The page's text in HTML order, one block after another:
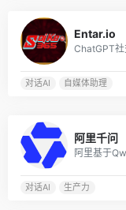
Entar.io
ChatGPT
对话AI 自媒体助理
阿里千问
对话AI 生产力